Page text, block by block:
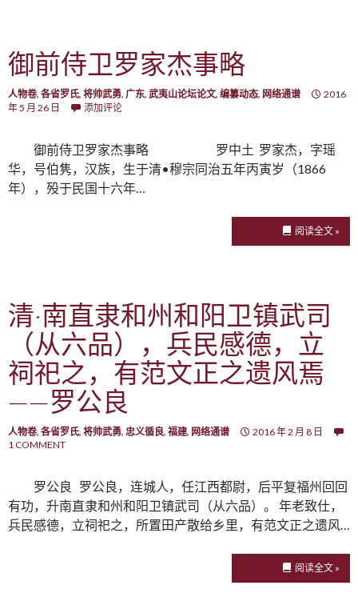
御前侍卫罗家杰事略
人物卷, 各省罗氏, 将帅武勇, 广东, 武夷山论坛论文, 编纂动态, 网络通谱
2016
年 5 月 26 日
添加评论
御前侍卫罗家杰事略 罗中土 罗家杰，字瑶
华，号伯隽，汉族，生于清•穆宗同治五年丙寅岁（1866
年），殁于民国十六年…
阅读全文 »
清·南直隶和州和阳卫镇武司
（从六品），兵民感德，立
祠祀之，有范文正之遗风焉
——罗公良
人物卷, 各省罗氏, 将帅武勇, 忠义循良, 福建, 网络通谱
2016 年 2 月 8 日
1 COMMENT
罗公良 罗公良，连城人，任江西都尉，后平复福州回回
有功，升南直隶和州和阳卫镇武司（从六品）。 年老致仕，
兵民感德，立祠祀之，所置田产散给乡里，有范文正之遗风…
阅读全文 »